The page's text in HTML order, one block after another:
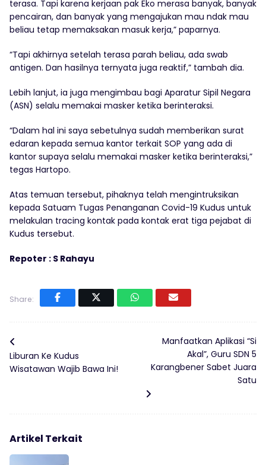
terasa. Tapi karena kerjaan pak Eko merasa banyak, banyak
pencairan, dan banyak yang mengajukan mau ndak mau
beliau tetap memaksakan masuk kerja,” paparnya.
“Tapi akhirnya setelah terasa parah beliau, ada swab
antigen. Dan hasilnya ternyata juga reaktif,” tambah dia.
Lebih lanjut, ia juga mengimbau bagi Aparatur Sipil Negara
(ASN) selalu memakai masker ketika berinteraksi.
“Dalam hal ini saya sebetulnya sudah memberikan surat
edaran kepada semua kantor terkait SOP yang ada di
kantor supaya selalu memakai masker ketika berinteraksi,”
tegas Hartopo.
Atas temuan tersebut, pihaknya telah mengintruksikan
kepada Satuam Tugas Penanganan Covid-19 Kudus untuk
melakulan tracing kontak pada kontak erat tiga pejabat di
Kudus tersebut.
Repoter : S Rahayu
Share:
Liburan Ke Kudus
Wisatawan Wajib Bawa Ini!
Manfaatkan Aplikasi “Si
Akal”, Guru SDN 5
Karangbener Sabet Juara
Satu
Artikel Terkait